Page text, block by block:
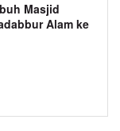
Masjid
Alam ke